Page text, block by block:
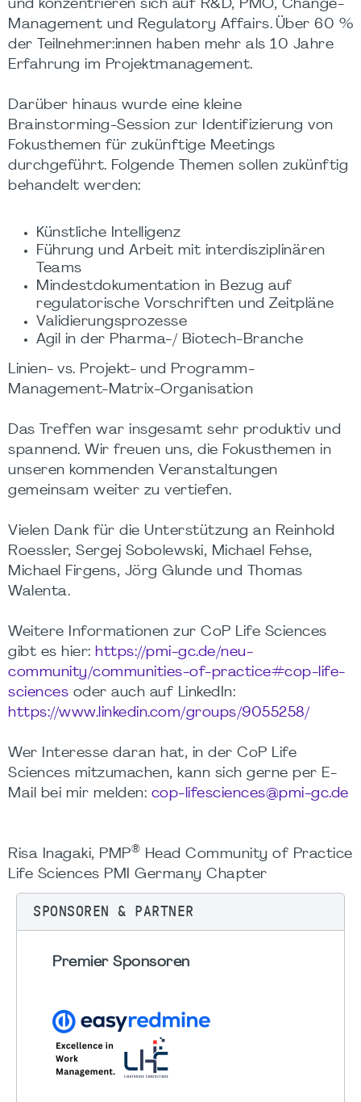
und konzentrieren sich auf R&D, PMO, Change-
Management und Regulatory Affairs. Über 60 %
der Teilnehmer:innen haben mehr als 10 Jahre
Erfahrung im Projektmanagement.
Darüber hinaus wurde eine kleine
Brainstorming-Session zur Identifizierung von
Fokusthemen für zukünftige Meetings
durchgeführt. Folgende Themen sollen zukünftig
behandelt werden:
Künstliche Intelligenz
Führung und Arbeit mit interdisziplinären
Teams
Mindestdokumentation in Bezug auf
regulatorische Vorschriften und Zeitpläne
Validierungsprozesse
Agil in der Pharma-/ Biotech-Branche
Linien- vs. Projekt- und Programm-
Management-Matrix-Organisation
Das Treffen war insgesamt sehr produktiv und
spannend. Wir freuen uns, die Fokusthemen in
unseren kommenden Veranstaltungen
gemeinsam weiter zu vertiefen.
Vielen Dank für die Unterstützung an Reinhold
Roessler, Sergej Sobolewski, Michael Fehse,
Michael Firgens, Jörg Glunde und Thomas
Walenta.
Weitere Informationen zur CoP Life Sciences
gibt es hier: https://pmi-gc.de/neu-
community/communities-of-practice#cop-life-
sciences oder auch auf LinkedIn:
https://www.linkedin.com/groups/9055258/
Wer Interesse daran hat, in der CoP Life
Sciences mitzumachen, kann sich gerne per E-
Mail bei mir melden: cop-lifesciences@pmi-gc.de
Risa Inagaki, PMP®
Head Community of Practice
Life Sciences PMI Germany Chapter
SPONSOREN & PARTNER
Premier Sponsoren